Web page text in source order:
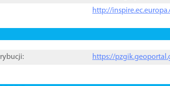
http://
https://